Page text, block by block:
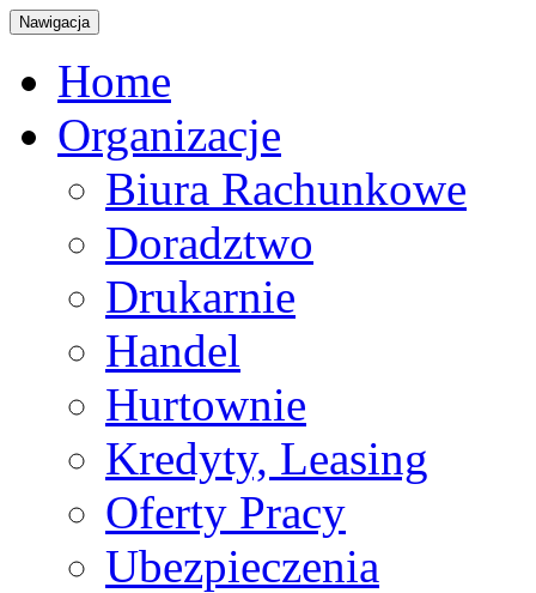
Nawigacja
Home
Organizacje
Biura Rachunkowe
Doradztwo
Drukarnie
Handel
Hurtownie
Kredyty, Leasing
Oferty Pracy
Ubezpieczenia